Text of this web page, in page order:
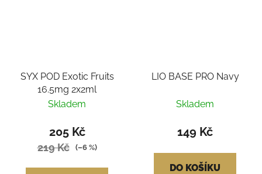
SYX POD Exotic Fruits
16.5mg 2x2ml
Skladem
205 Kč
219 Kč (–6 %)
LIO BASE PRO Navy
Skladem
149 Kč
DO KOŠÍKU